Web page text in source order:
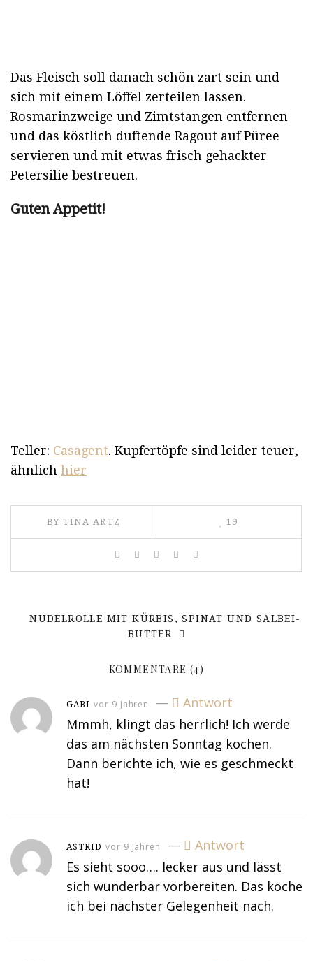
Das Fleisch soll danach schön zart sein und
sich mit einem Löffel zerteilen lassen.
Rosmarinzweige und Zimtstangen entfernen
und das köstlich duftende Ragout auf Püree
servieren und mit etwas frisch gehackter
Petersilie bestreuen.
Guten Appetit!
Teller: Casagent. Kupfertöpfe sind leider teuer,
ähnlich hier
BY TINA ARTZ 19
NUDELROLLE MIT KÜRBIS, SPINAT UND SALBEI-
BUTTER
KOMMENTARE(4)
GABI vor 9 Jahren —
Antwort
Mmmh, klingt das herrlich! Ich werde
das am nächsten Sonntag kochen.
Dann berichte ich, wie es geschmeckt
hat!
ASTRID vor 9 Jahren —
Antwort
Es sieht sooo…. lecker aus und lässt
sich wunderbar vorbereiten. Das koche
ich bei nächster Gelegenheit nach.